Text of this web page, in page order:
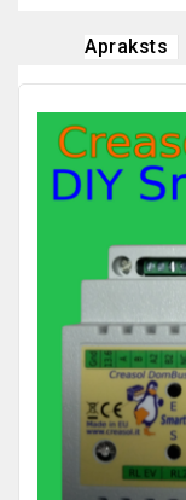
Apraksts